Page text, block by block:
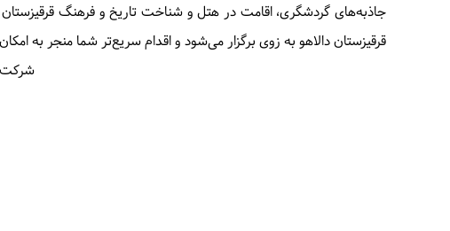
جاذبه‌های گردشگری، اقامت در هتل و شناخت تاریخ و فرهنگ قرقیزستان
قرقیزستان دالاهو به زوی برگزار می‌شود و اقدام سریع‌تر شما منجر به
شرکت